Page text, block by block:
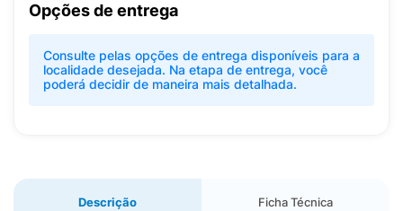
Opções de entrega
Consulte pelas opções de entrega disponíveis para a
localidade desejada. Na etapa de entrega, você
poderá decidir de maneira mais detalhada.
Descrição Ficha Técnica